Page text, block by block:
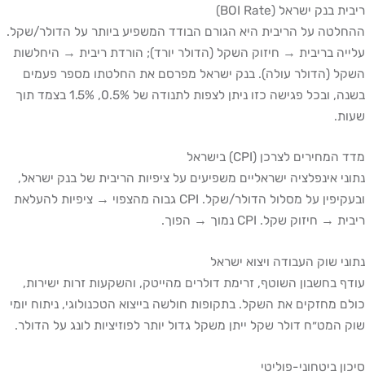
ריבית בנק ישראל (BOI Rate)
ההחלטה על הריבית היא הגורם הבודד המשפיע ביותר על הדולר/שקל.
עלייה בריבית → חיזוק השקל (הדולר יורד); הורדת ריבית → היחלשות
השקל (הדולר עולה). בנק ישראל מפרסם את החלטתו מספר פעמים
בשנה, ובכל פגישה כזו ניתן לצפות לתנודה של 0.5%, 1.5% בצמד תוך
שעות.
מדד המחירים לצרכן (CPI) בישראל
נתוני אינפלציה ישראליים משפיעים על ציפיות הריבית של בנק ישראל,
ובעקיפין על מסלול הדולר/שקל. CPI גבוה מהצפוי → ציפיות להעלאת
ריבית → חיזוק שקל. CPI נמוך → הפוך.
נתוני שוק העבודה ויצוא ישראל
עודף בחשבון השוטף, זרימת דולרים מהייטק, והשקעות זרות ישירות,
כולם מחזקים את השקל. בתקופות חולשה בייצוא הטכנולוגי, ניתוח יומי
שוק המט״ח דולר שקל ייתן משקל גדול יותר לפוזיציות לונג על הדולר.
סיכון ביטחוני-פוליטי